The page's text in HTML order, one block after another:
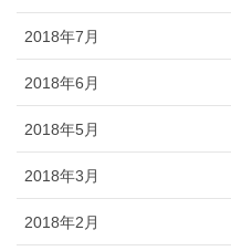
2018年7月
2018年6月
2018年5月
2018年3月
2018年2月